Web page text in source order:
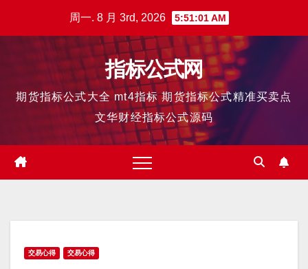
周一. 8 月 3rd, 2026 5:51:02 AM
指标公式网
期货指标公式大全 mt4指标 期货指标公式精准买卖点
文华财经指标公式源码
交易心得 交易心得